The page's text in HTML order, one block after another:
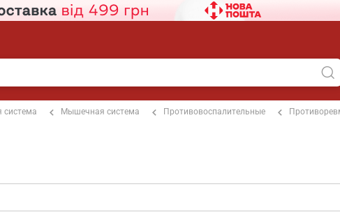
система Мышечная система Противовоспалительные